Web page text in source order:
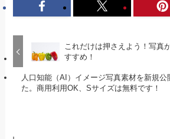
これだけは押さえよう！写真
すすめ！
人口知能（AI）イメージ写真素材を新規公
た。商用利用OK、Sサイズは無料です！